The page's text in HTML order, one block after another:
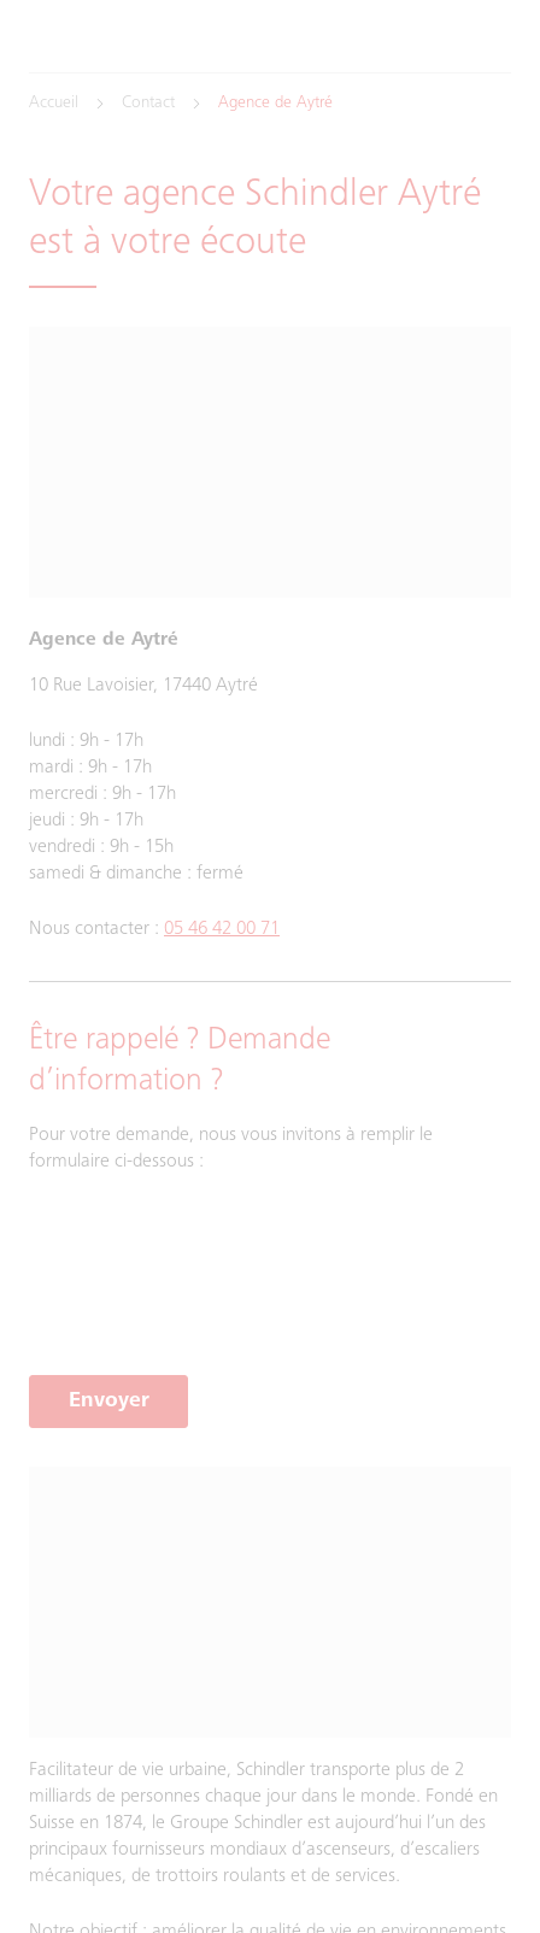
Accueil Contact Agence de Aytré
Votre agence Schindler Aytré
est à votre écoute
Agence de Aytré
10 Rue Lavoisier, 17440 Aytré
lundi : 9h - 17h
mardi : 9h - 17h
mercredi : 9h - 17h
jeudi : 9h - 17h
vendredi : 9h - 15h
samedi & dimanche : fermé
Nous contacter : 05 46 42 00 71
Être rappelé ? Demande
d’information ?
Pour votre demande, nous vous invitons à remplir le
formulaire ci-dessous :
Envoyer
Facilitateur de vie urbaine, Schindler transporte plus de 2
milliards de personnes chaque jour dans le monde. Fondé en
Suisse en 1874, le Groupe Schindler est aujourd’hui l’un des
principaux fournisseurs mondiaux d’ascenseurs, d’escaliers
mécaniques, de trottoirs roulants et de services.